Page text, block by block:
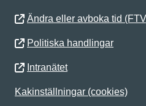
Ändra eller avboka tid
Politiska handlingar
Intranätet
Kakinställningar (cookies)